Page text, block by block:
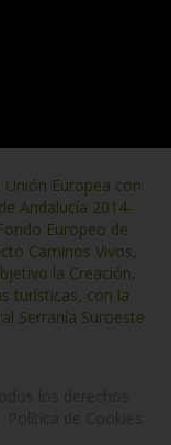
Europea con
Andalucía 2014-
Europeo de
Caminos Vivos,
la Creación,
turísticas, con la
Serranía Suroeste